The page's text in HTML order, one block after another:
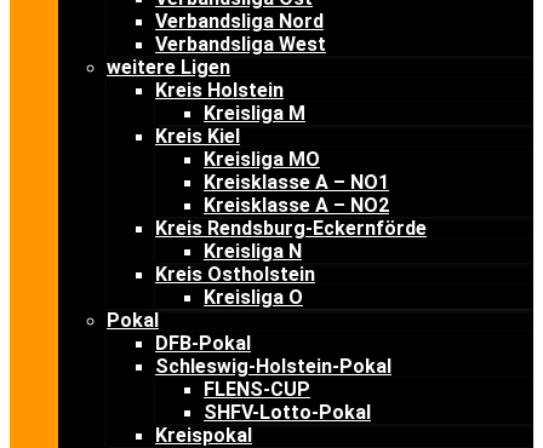
Verbandsliga Nord
Verbandsliga West
weitere Ligen
Kreis Holstein
Kreisliga M
Kreis Kiel
Kreisliga MO
Kreisklasse A – NO1
Kreisklasse A – NO2
Kreis Rendsburg-Eckernförde
Kreisliga N
Kreis Ostholstein
Kreisliga O
Pokal
DFB-Pokal
Schleswig-Holstein-Pokal
FLENS-CUP
SHFV-Lotto-Pokal
Kreispokal